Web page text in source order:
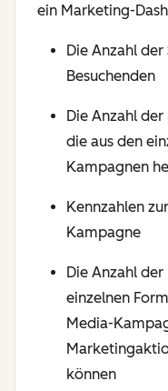
ein Marketing-
Die Anzahl
Besuchenden
Die Anzahl
die aus den
Kampagnen
Kennzahlen
Kampagne
Die Anzahl
einzelnen
Media-
können